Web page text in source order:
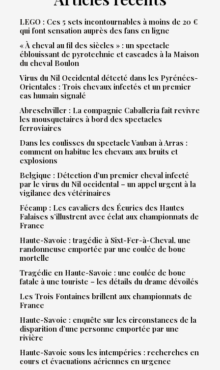
LEGO : Ces 5 sets incontournables à moins de 20 €
qui font sensation auprès des fans en ligne
« À cheval au fil des siècles » : un spectacle
éblouissant de pyrotechnie et cascades à la Maison
du cheval Boulon
Virus du Nil Occidental détecté dans les Pyrénées-
Orientales : Trois chevaux infectés et un premier
cas humain signalé
Abreschviller : La compagnie Caballeria fait revivre
les mousquetaires à bord des spectacles
ferroviaires
Dans les coulisses du spectacle Vauban à Arras :
comment on habitue les chevaux aux bruits et
explosions
Belgique : Détection d’un premier cheval infecté
par le virus du Nil occidental – un appel urgent à la
vigilance des vétérinaires
Fécamp : Les cavaliers des Écuries des Hautes
Falaises s’illustrent avec éclat aux championnats de
France
Haute-Savoie : tragédie à Sixt-Fer-à-Cheval, une
randonneuse emportée par une coulée de boue
mortelle
Tragédie en Haute-Savoie : une coulée de boue
fatale à une touriste – les détails du drame dévoilés
Les Trois Fontaines brillent aux championnats de
France
Haute-Savoie : enquête sur les circonstances de la
disparition d’une personne emportée par une
rivière
Haute-Savoie sous les intempéries : recherches en
cours et évacuations aériennes en urgence